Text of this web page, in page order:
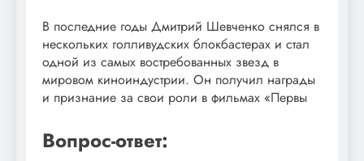
В последние годы Дмитрий Шевченко снялся в
нескольких голливудских блокбастерах и стал
одной из самых востребованных звезд в
мировом киноиндустрии. Он получил награды
и признание за свои роли в фильмах «Первы
Вопрос-ответ: